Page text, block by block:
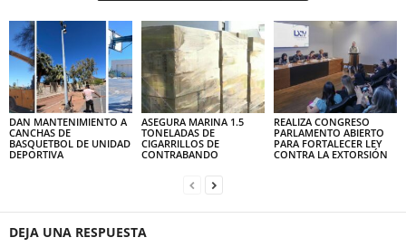
DAN MANTENIMIENTO A
CANCHAS DE
BASQUETBOL DE UNIDAD
DEPORTIVA
ASEGURA MARINA 1.5
TONELADAS DE
CIGARRILLOS DE
CONTRABANDO
REALIZA CONGRESO
PARLAMENTO ABIERTO
PARA FORTALECER LEY
CONTRA LA EXTORSIÓN
DEJA UNA RESPUESTA